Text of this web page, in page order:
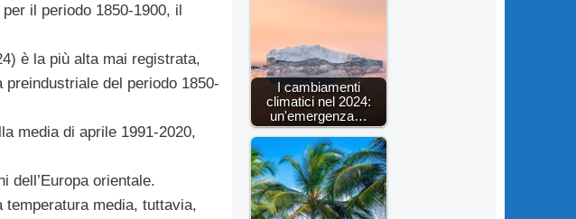
il periodo 1850-1900, il
è la più alta mai registrata,
preindustriale del periodo 1850-
media di aprile 1991-2020,
dell’Europa orientale.
temperatura media, tuttavia,
I cambiamenti
climatici nel 2024:
un'emergenza…